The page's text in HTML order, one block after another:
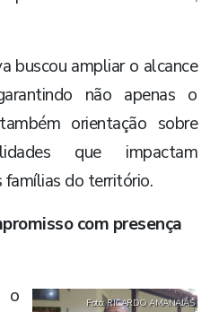
buscou ampliar o alcance
não apenas o
orientação sobre
que impactam
do território.
com presença
Foto: RICARDO AMANAJÁS
o